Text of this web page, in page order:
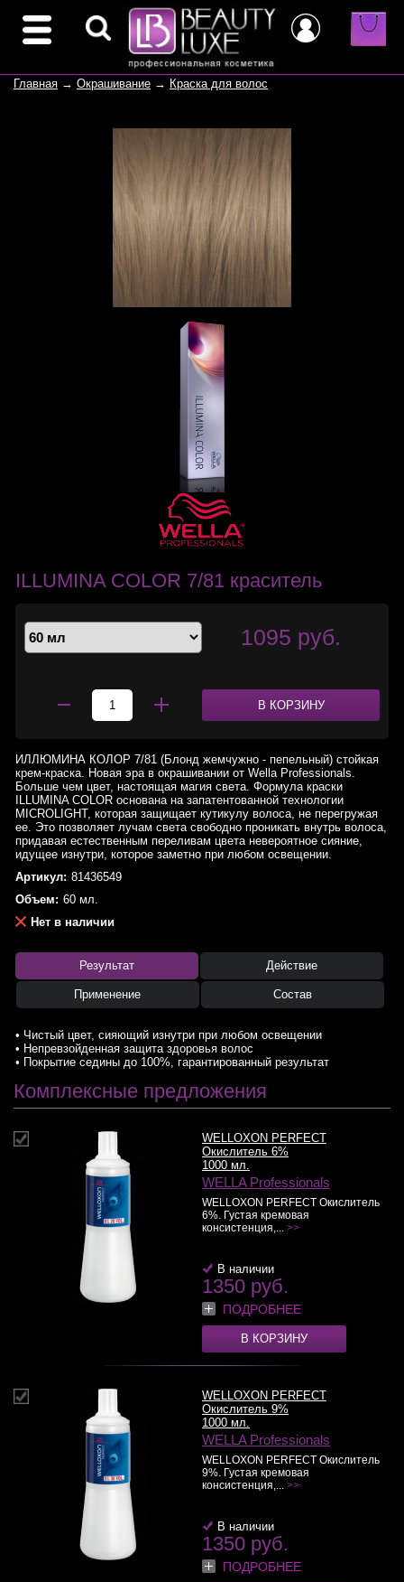
Главная → Окрашивание → Краска для волос
ILLUMINA COLOR 7/81 краситель
1095 руб.
В КОРЗИНУ
ИЛЛЮМИНА КОЛОР 7/81 (Блонд жемчужно - пепельный) стойкая
крем-краска. Новая эра в окрашивании от Wella Professionals.
Больше чем цвет, настоящая магия света. Формула краски
ILLUMINA COLOR основана на запатентованной технологии
MICROLIGHT, которая защищает кутикулу волоса, не перегружая
ее. Это позволяет лучам света свободно проникать внутрь волоса,
придавая естественным переливам цвета невероятное сияние,
идущее изнутри, которое заметно при любом освещении.
Артикул: 81436549
Объем: 60 мл.
Нет в наличии
Результат Действие
Применение Состав
• Чистый цвет, сияющий изнутри при любом освещении
• Непревзойденная защита здоровья волос
• Покрытие седины до 100%, гарантированный результат
Комплексные предложения
WELLOXON PERFECT
Окислитель 6%
1000 мл.
WELLA Professionals
WELLOXON PERFECT Окислитель
6%. Густая кремовая
консистенция,... >>
В наличии
1350 руб.
ПОДРОБНЕЕ
В КОРЗИНУ
WELLOXON PERFECT
Окислитель 9%
1000 мл.
WELLA Professionals
WELLOXON PERFECT Окислитель
9%. Густая кремовая
консистенция,... >>
В наличии
1350 руб.
ПОДРОБНЕЕ